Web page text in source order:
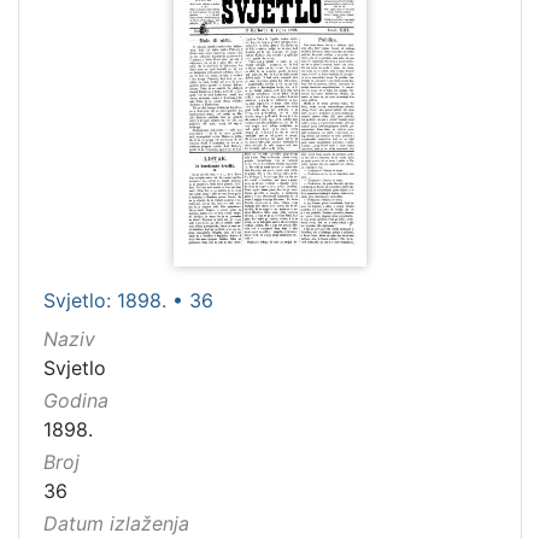
Svjetlo: 1898. • 36
Naziv
Svjetlo
Godina
1898.
Broj
36
Datum izlaženja